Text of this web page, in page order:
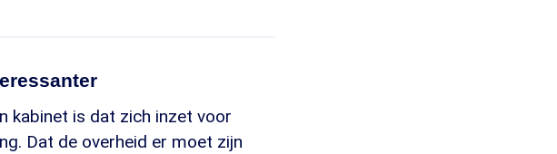
kabinet is dat zich inzet voor
Dat de overheid er moet zijn